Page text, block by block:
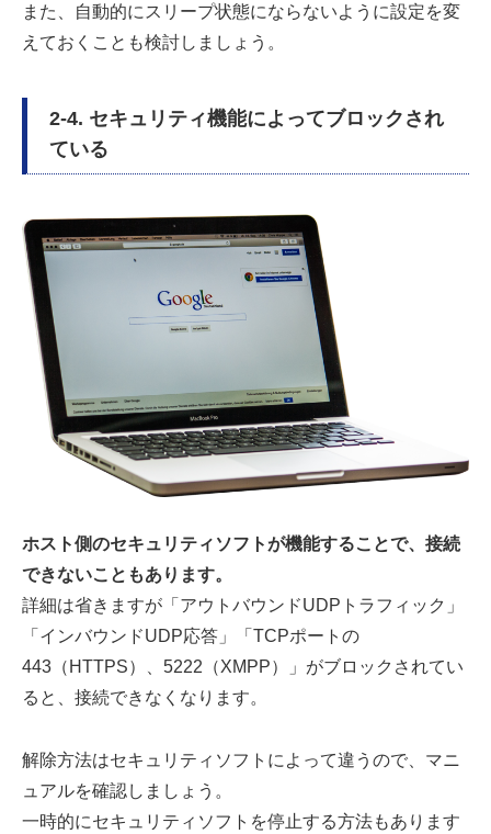
また、自動的にスリープ状態にならないように設定を変
えておくことも検討しましょう。
2-4. セキュリティ機能によってブロックされ
ている
ホスト側のセキュリティソフトが機能することで、接続
できないこともあります。
詳細は省きますが「アウトバウンドUDPトラフィック」
「インバウンドUDP応答」「TCPポートの
443（HTTPS）、5222（XMPP）」がブロックされてい
ると、接続できなくなります。
解除方法はセキュリティソフトによって違うので、マニ
ュアルを確認しましょう。
一時的にセキュリティソフトを停止する方法もあります